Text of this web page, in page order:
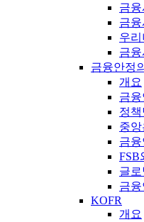
금융
금
우
금
금융안정
개요
금
정
중
금
FSB
글
금
KOFR
개요